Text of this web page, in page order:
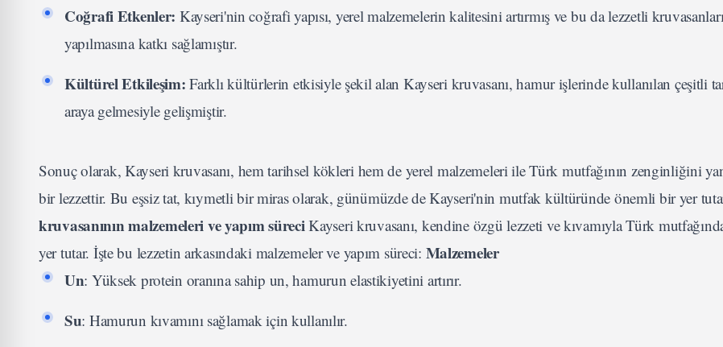
Coğrafi Etkenler: Kayseri'nin coğrafi yapısı, yerel malzemelerin kalitesini artırmış ve bu da lezzetli
yapılmasına katkı sağlamıştır.
Kültürel Etkileşim: Farklı kültürlerin etkisiyle şekil alan Kayseri kruvasanı, hamur işlerinde kullanılan çeşitli
araya gelmesiyle gelişmiştir.
Sonuç olarak, Kayseri kruvasanı, hem tarihsel kökleri hem de yerel malzemeleri ile Türk mutfağının zenginliğini
bir lezzettir. Bu eşsiz tat, kıymetli bir miras olarak, günümüzde de Kayseri'nin mutfak kültüründe önemli bir yer
kruvasanının malzemeleri ve yapım süreciKayseri kruvasanı, kendine özgü lezzeti ve kıvamıyla Türk
yer tutar. İşte bu lezzetin arkasındaki malzemeler ve yapım süreci: Malzemeler
Un: Yüksek protein oranına sahip un, hamurun elastikiyetini artırır.
Su: Hamurun kıvamını sağlamak için kullanılır.